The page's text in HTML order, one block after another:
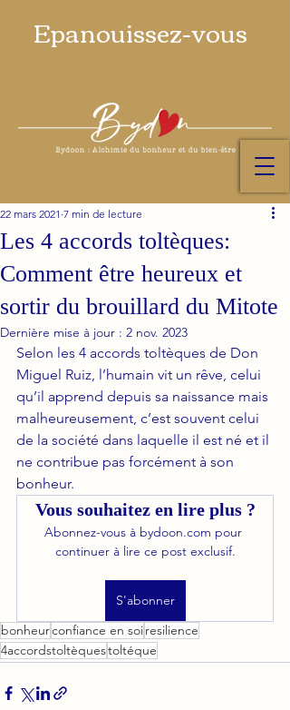
Epanouissez-vous
Les 4 accords toltèques:
Comment être heureux et
sortir du brouillard du Mitote
22 mars 2021 7 min de lecture
Dernière mise à jour : 2 nov. 2023
Selon les 4 accords toltèques de Don
Miguel Ruiz, l’humain vit un rêve, celui
qu’il apprend depuis sa naissance mais
malheureusement, c’est souvent celui
de la société dans laquelle il est né et il
ne contribue pas forcément à son
bonheur.
Vous souhaitez en lire plus ?
Abonnez-vous à bydoon.com pour
continuer à lire ce post exclusif.
S'abonner
bonheurconfiance en soiresilience
4accordstoltèquestoltéque